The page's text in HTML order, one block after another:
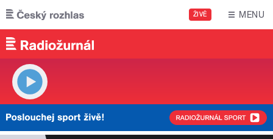
Přejít k hlavnímu obsahu
ŽIVĚ MENU